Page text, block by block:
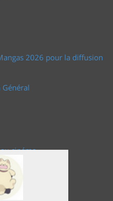
2026 pour la diffusion
cinéma
vidéo, web)